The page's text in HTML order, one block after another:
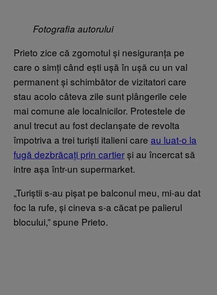
Fotografia autorului
Prieto zice că zgomotul și nesiguranța pe
care o simți când ești ușă în ușă cu un val
permanent și schimbător de vizitatori care
stau acolo câteva zile sunt plângerile cele
mai comune ale localnicilor. Protestele de
anul trecut au fost declanșate de revolta
împotriva a trei turiști italieni care au luat-o la
fugă dezbrăcați prin cartierși au încercat să
intre așa într-un supermarket.
„Turiștii s-au pișat pe balconul meu, mi-au dat
foc la rufe, și cineva s-a căcat pe palierul
blocului,” spune Prieto.